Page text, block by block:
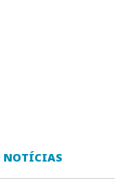
NOTÍCIAS